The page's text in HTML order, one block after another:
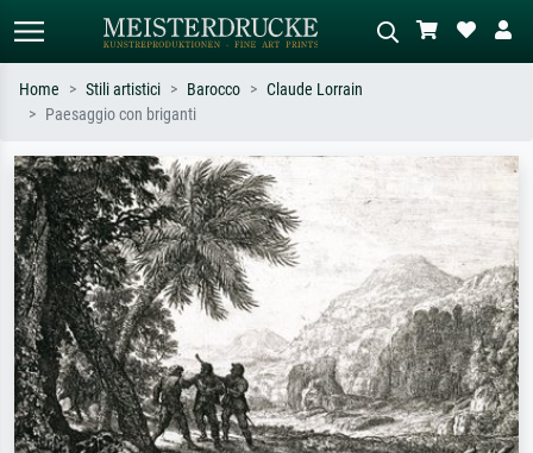
Cerca per artista, titolo o stile – es.
Monet, Notte stellata,
Impressionismo, onda di Hokusai,
nudo.
Descrivi la scena – es. prato verde,
astratto con molto rosso, dipinto a
olio scuro, nudo in piedi vicino a un
Home Stili artistici Barocco
Claude Lorrain
Paesaggio con briganti